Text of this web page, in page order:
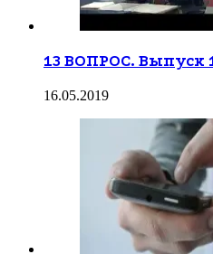
13 ВОПРОС. Выпуск
16.05.2019